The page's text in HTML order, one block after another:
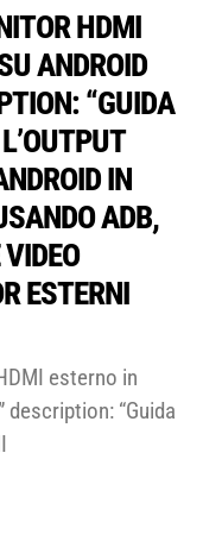
HDMI
ANDROID
“GUIDA
IN
ADB,
ESTERNI
esterno in
description: “Guida